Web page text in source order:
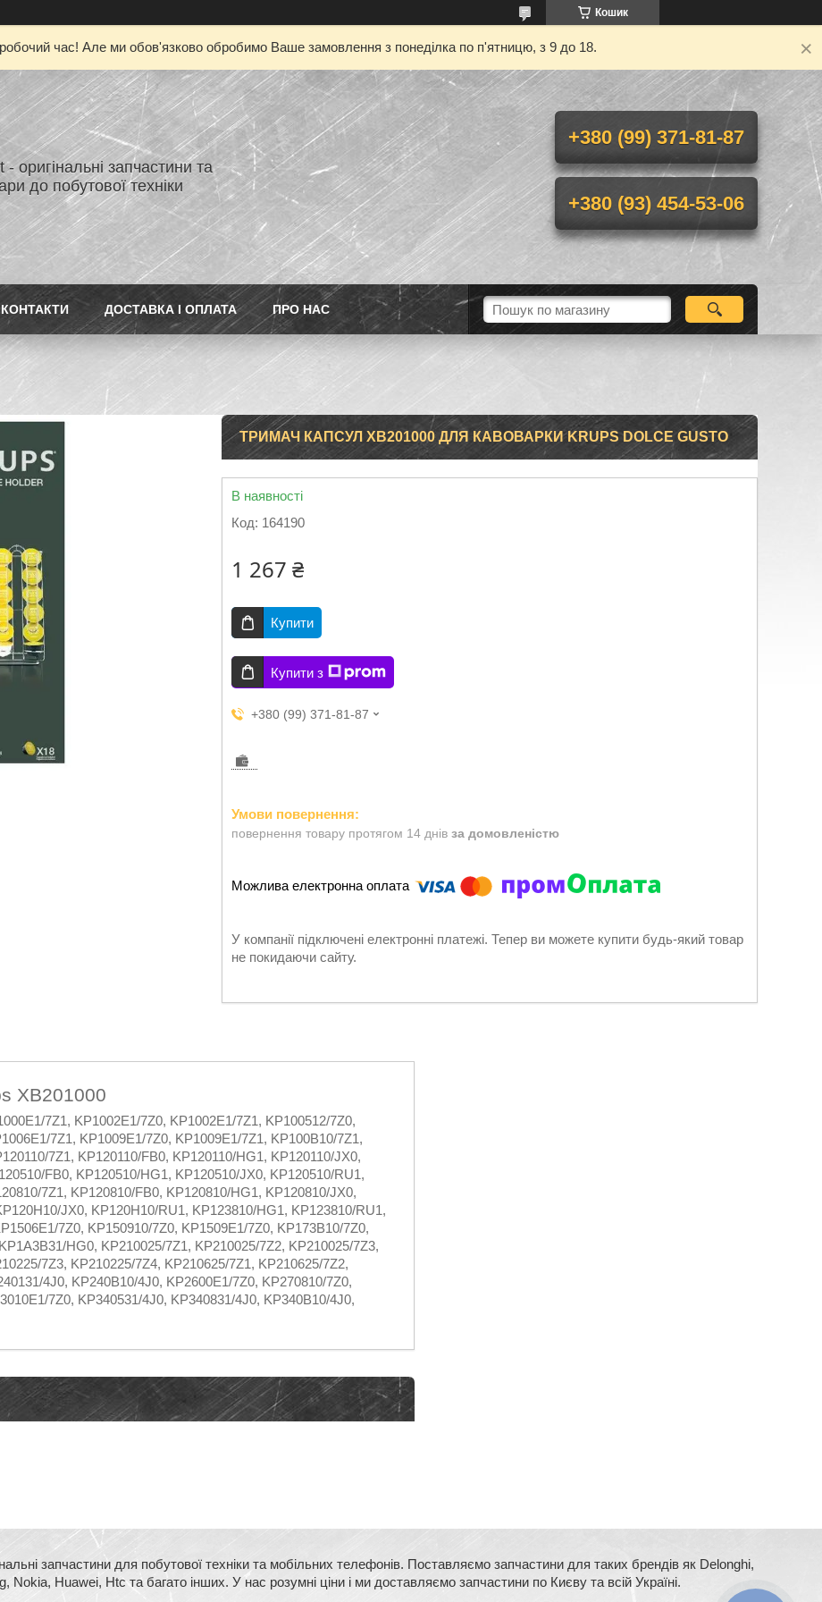
Кошик
час! Але ми обов'язково обробимо Ваше замовлення з понеділка по п'ятницю, з 9 до 18.
- оригінальні запчастини та
до побутової техніки
+380 (99) 371-81-87
+380 (93) 454-53-06
КОНТАКТИ ДОСТАВКА І ОПЛАТА ПРО НАС
ТРИМАЧ КАПСУЛ XB201000 ДЛЯ КАВОВАРКИ KRUPS DOLCE GUSTO
В наявності
Код: 164190
1 267 ₴
Купити
Купити з
+380 (99) 371-81-87
повернення товару протягом 14 днів за домовленістю
У компанії підключені електронні платежі. Тепер ви можете купити будь-який товар
не покидаючи сайту.
XB201000
7Z1, KP1002E1/7Z0, KP1002E1/7Z1, KP100512/7Z0,
7Z1, KP1009E1/7Z0, KP1009E1/7Z1, KP100B10/7Z1,
7Z1, KP120110/FB0, KP120110/HG1, KP120110/JX0,
FB0, KP120510/HG1, KP120510/JX0, KP120510/RU1,
7Z1, KP120810/FB0, KP120810/HG1, KP120810/JX0,
JX0, KP120H10/RU1, KP123810/HG1, KP123810/RU1,
7Z0, KP150910/7Z0, KP1509E1/7Z0, KP173B10/7Z0,
HG0, KP210025/7Z1, KP210025/7Z2, KP210025/7Z3,
7Z3, KP210225/7Z4, KP210625/7Z1, KP210625/7Z2,
4J0, KP240B10/4J0, KP2600E1/7Z0, KP270810/7Z0,
7Z0, KP340531/4J0, KP340831/4J0, KP340B10/4J0,
запчастини для побутової техніки та мобільних телефонів. Поставляємо запчастини для таких брендів як Delonghi,
Huawei, Htc та багато інших. У нас розумні ціни і ми доставляємо запчастини по Києву та всій Україні.